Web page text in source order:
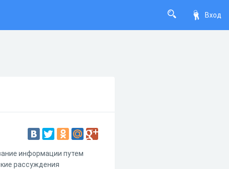
Вход
информации путем
рассуждения